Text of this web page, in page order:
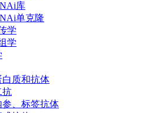
库
单克隆
学
学
白质和抗体
抗
参、标签抗体